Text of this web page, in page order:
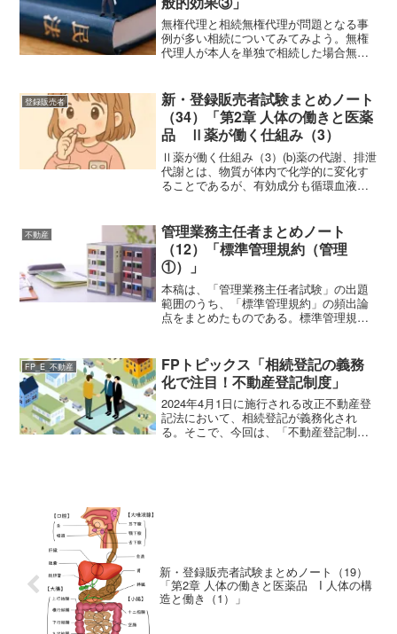
無権代理と相続無権代理が問題となる事
例が多い相続についてみてみよう。無権
代理人が本人を単独で相続した場合無権
亡し、本人の相続人が、無権代理人一人
だった場合、無権代理人が自...
登録販売者
新・登録販売者試験まとめノート
（34）「第2章 人体の働きと医薬
品 Ⅱ薬が働く仕組み（3）
Ⅱ薬が働く仕組み（3）(b)薬の代謝、排泄
代謝とは、物質が体内で化学的に変化す
ることであるが、有効成分も循環血液中
の物質が結合するなどして構造が変化す
る。その結果、作用...
不動産
管理業務主任者まとめノート
（12）「標準管理規約（管理
①）」
本稿は、「管理業務主任者試験」の出題
範囲のうち、「標準管理規約」の頻出論
点をまとめたものである。標準管理規約
は、「単棟型」を中心に出題される。し
たがって、本ブログでは、「...
FP_E_不動産
FPトピックス「相続登記の義務
化で注目！不動産登記制度」
2024年4月1日に施行される改正不動産登
記法において、相続登記が義務化され
る。そこで、今回は、「不動産登記制
新・登録販売者試験まとめノート（19）
「第2章 人体の働きと医薬品 I 人体の構
造と働き（1）」